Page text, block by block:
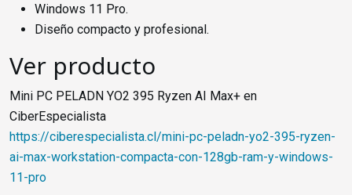
Windows 11 Pro.
Diseño compacto y profesional.
Ver producto
Mini PC PELADN YO2 395 Ryzen AI Max+ en
CiberEspecialista
https://ciberespecialista.cl/mini-pc-peladn-yo2-395-ryzen-
ai-max-workstation-compacta-con-128gb-ram-y-windows-
11-pro